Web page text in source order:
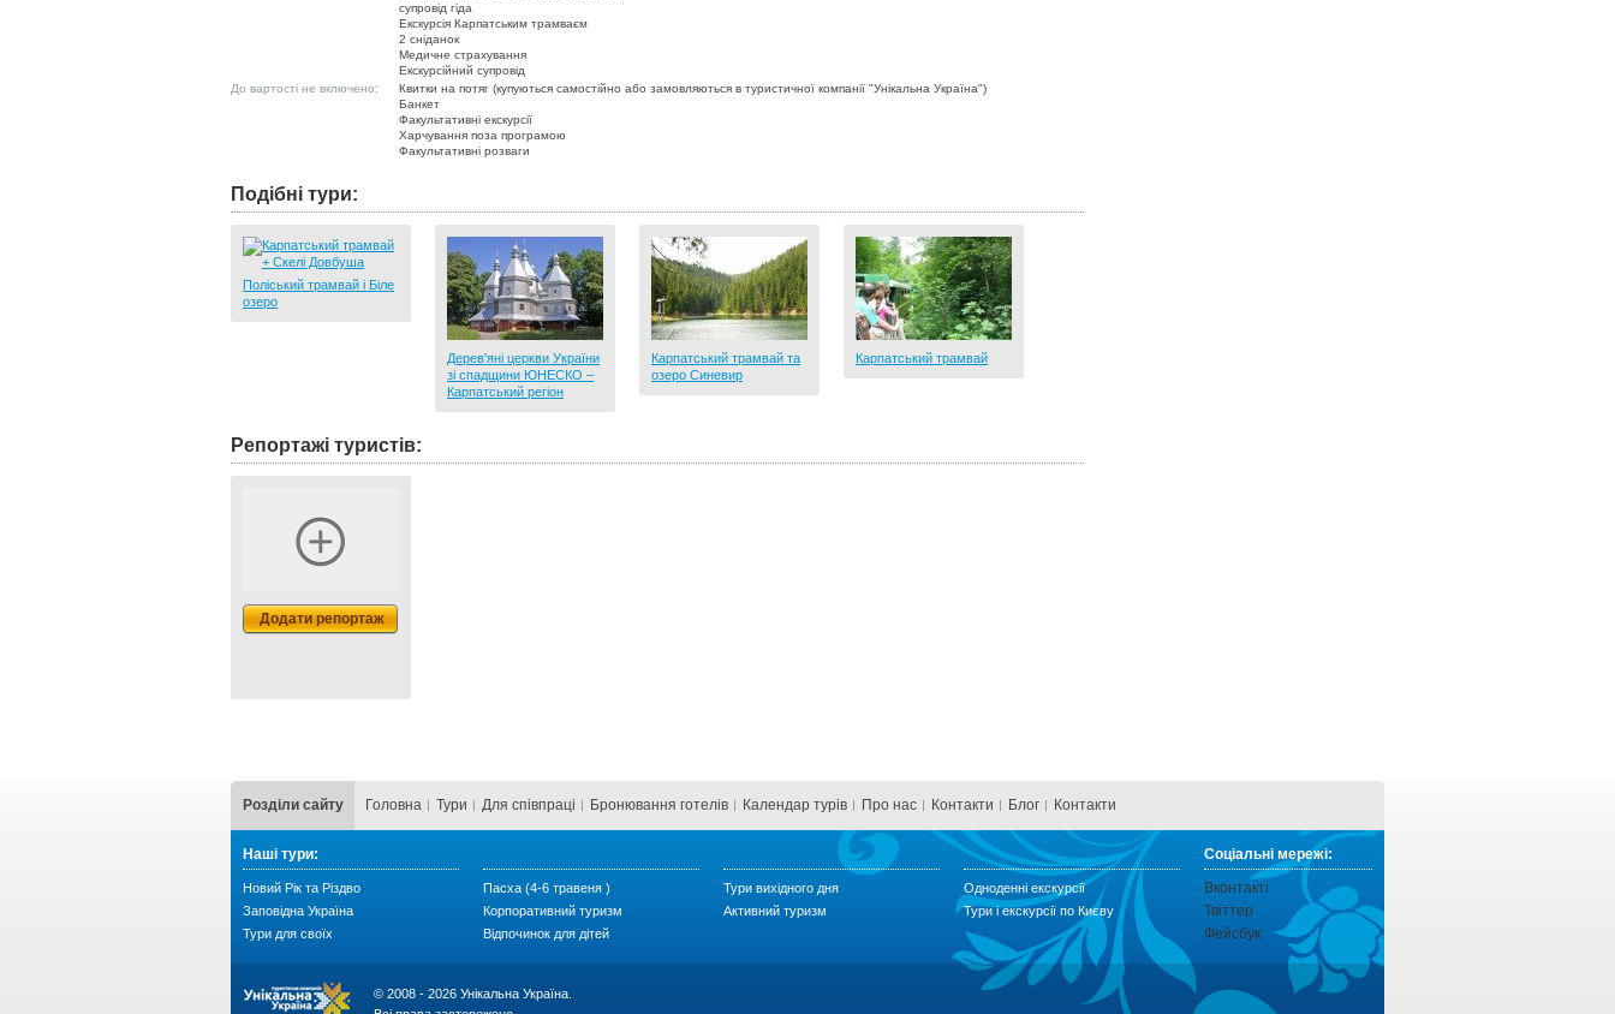
супровід гіда
Екскурсія Карпатським трамваєм
2 сніданок
Медичне страхування
Екскурсійний супровід
До вартості не включено:
Квитки на потяг (купуються самостійно або замовляються в туристичної компанії "Унікальна Україна")
Банкет
Факультативні екскурсії
Харчування поза програмою
Факультативні розваги
Подібні тури:
Поліський трамвай і Біле
озеро
Дерев'яні церкви України
зі спадщини ЮНЕСКО –
Карпатський регіон
Карпатський трамвай та
озеро Синевир
Карпатський трамвай
Репортажі туристів:
Додати репортаж
Розділи сайту Головна Тури Для cпівпраці Бронювання готелів Календар турів Про нас Контакти Блог Контакти
Наші тури:
Новий Рік та Різдво
Заповідна Україна
Тури для своїх
Пасха (4-6 травеня )
Корпоративний туризм
Відпочинок для дітей
Тури вихідного дня
Активний туризм
Одноденні екскурсії
Тури і екскурсії по Києву
Соціальні мережі:
Вконтакті
Твіттер
Фейсбук
© 2008 - 2026 Унікальна Україна.